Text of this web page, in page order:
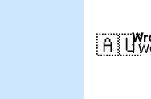
🇦🇺
1